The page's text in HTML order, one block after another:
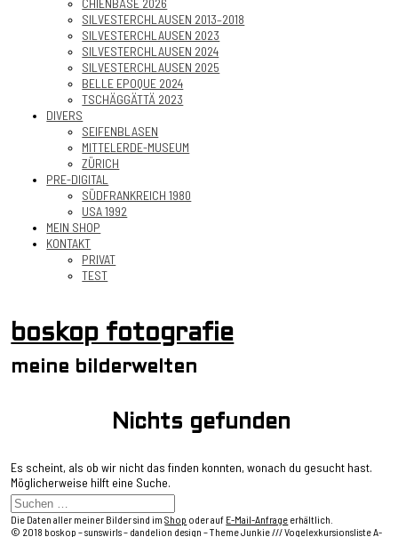
CHIENBÄSE 2026
SILVESTERCHLAUSEN 2013–2018
SILVESTERCHLAUSEN 2023
SILVESTERCHLAUSEN 2024
SILVESTERCHLAUSEN 2025
BELLE EPOQUE 2024
TSCHÄGGÄTTÄ 2023
DIVERS
SEIFENBLASEN
MITTELERDE-MUSEUM
ZÜRICH
PRE-DIGITAL
SÜDFRANKREICH 1980
USA 1992
MEIN SHOP
KONTAKT
PRIVAT
TEST
boskop fotografie
meine bilderwelten
Nichts gefunden
Es scheint, als ob wir nicht das finden konnten, wonach du gesucht hast.
Möglicherweise hilft eine Suche.
Die Daten aller meiner Bilder sind imShop oder auf E-Mail-Anfrage erhältlich.
© 2018 boskop – sunswirls – dandelion design –Theme Junkie///Vogelexkursionsliste A-